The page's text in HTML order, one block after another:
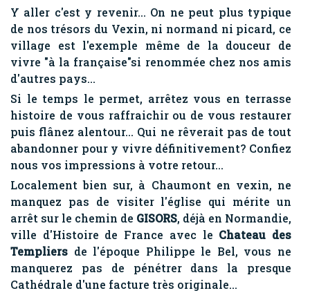
Y aller c'est y revenir... On ne peut plus typique
de nos trésors du Vexin, ni normand ni picard, ce
village est l'exemple même de la douceur de
vivre "à la française"si renommée chez nos amis
d'autres pays...
Si le temps le permet, arrêtez vous en terrasse
histoire de vous raffraichir ou de vous restaurer
puis flânez alentour... Qui ne rêverait pas de tout
abandonner pour y vivre définitivement? Confiez
nous vos impressions à votre retour...
Localement bien sur, à Chaumont en vexin, ne
manquez pas de visiter l'église qui mérite un
arrêt sur le chemin de GISORS, déjà en Normandie,
ville d'Histoire de France avec le Chateau des
Templiers de l'époque Philippe le Bel, vous ne
manquerez pas de pénétrer dans la presque
Cathédrale d'une facture très originale...